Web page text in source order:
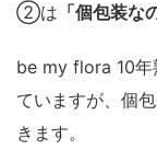
②は 「個包装な
be my flora 10年
ていますが、個
きます。